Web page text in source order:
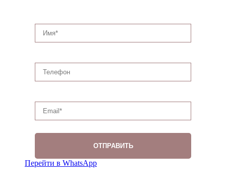
Перейти в WhatsApp